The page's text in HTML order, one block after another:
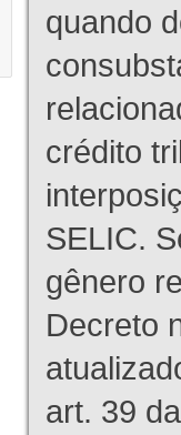
quando
crédito
SELIC.
gênero
Decreto
art. 39